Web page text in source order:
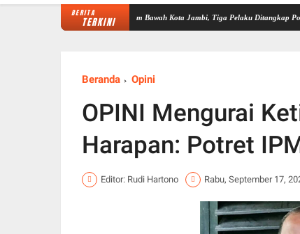
BERITA
TERKINI
Laundry di Kenali Asam Bawah Kota Jambi, Tiga Pelaku Ditangkap Polisi
Beranda Opini
OPINI Mengurai
Harapan: Potret
Editor: Rudi Hartono Rabu, September 17,